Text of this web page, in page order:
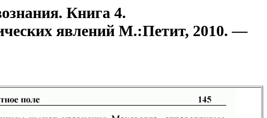
Книга 4.
явлений М.:Петит, 2010. —